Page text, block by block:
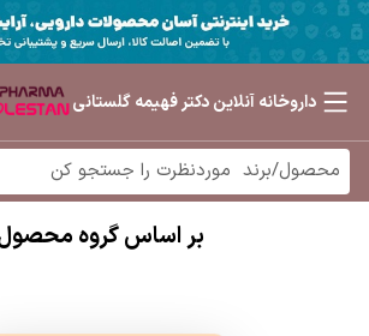
داروخانه آنلاین دکتر فهیمه گلستانی
بر اساس گروه